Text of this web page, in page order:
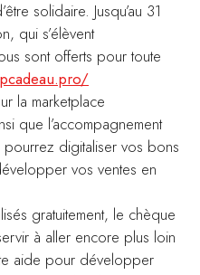
solidaire. Jusqu’au 31
qui s’élèvent
sont offerts pour toute
la marketplace
que l’accompagnement
digitaliser vos bons
vos ventes en
gratuitement, le chèque
à aller encore plus loin
aide pour développer